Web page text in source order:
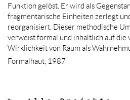
Funktion gelöst. Er wird als
fragmentarische Einheiten zerlegt
reorganisiert. Dieser methodische
verweist formal und inhaltlich auf die
Wirklichkeit von Raum als
Formalhaut, 1987